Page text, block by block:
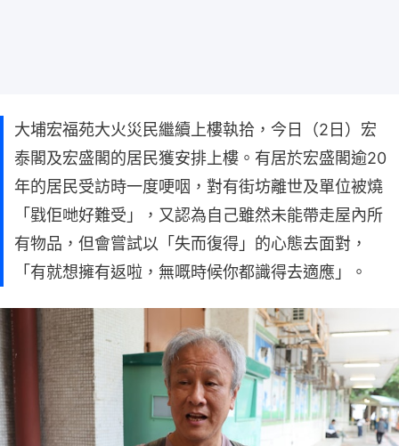
大埔宏福苑大火災民繼續上樓執拾，今日（2日）宏
泰閣及宏盛閣的居民獲安排上樓。有居於宏盛閣逾20
年的居民受訪時一度哽咽，對有街坊離世及單位被燒
「戥佢哋好難受」，又認為自己雖然未能帶走屋內所
有物品，但會嘗試以「失而復得」的心態去面對，
「有就想擁有返啦，無嘅時候你都識得去適應」。